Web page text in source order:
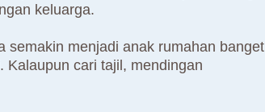
keluarga.
semakin menjadi anak rumahan banget
Kalaupun cari tajil, mendingan